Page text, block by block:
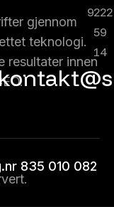
gjennom
teknologi.
resultater innen
9222
59
14
835 010 082